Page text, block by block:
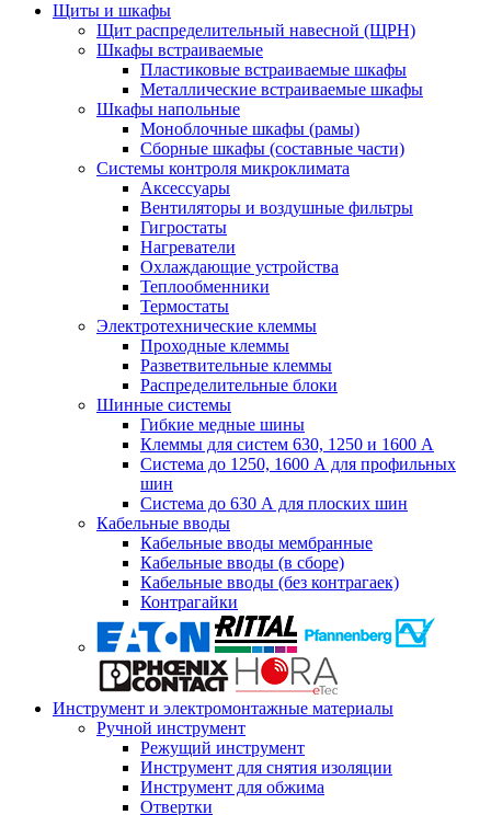
Щиты и шкафы
Щит распределительный навесной (ЩРН)
Шкафы встраиваемые
Пластиковые встраиваемые шкафы
Металлические встраиваемые шкафы
Шкафы напольные
Моноблочные шкафы (рамы)
Сборные шкафы (составные части)
Системы контроля микроклимата
Аксессуары
Вентиляторы и воздушные фильтры
Гигростаты
Нагреватели
Охлаждающие устройства
Теплообменники
Термостаты
Электротехнические клеммы
Проходные клеммы
Разветвительные клеммы
Распределительные блоки
Шинные системы
Гибкие медные шины
Клеммы для систем 630, 1250 и 1600 А
Система до 1250, 1600 А для профильных
шин
Система до 630 А для плоских шин
Кабельные вводы
Кабельные вводы мембранные
Кабельные вводы (в сборе)
Кабельные вводы (без контрагаек)
Контрагайки
Инструмент и электромонтажные материалы
Ручной инструмент
Режущий инструмент
Инструмент для снятия изоляции
Инструмент для обжима
Отвертки